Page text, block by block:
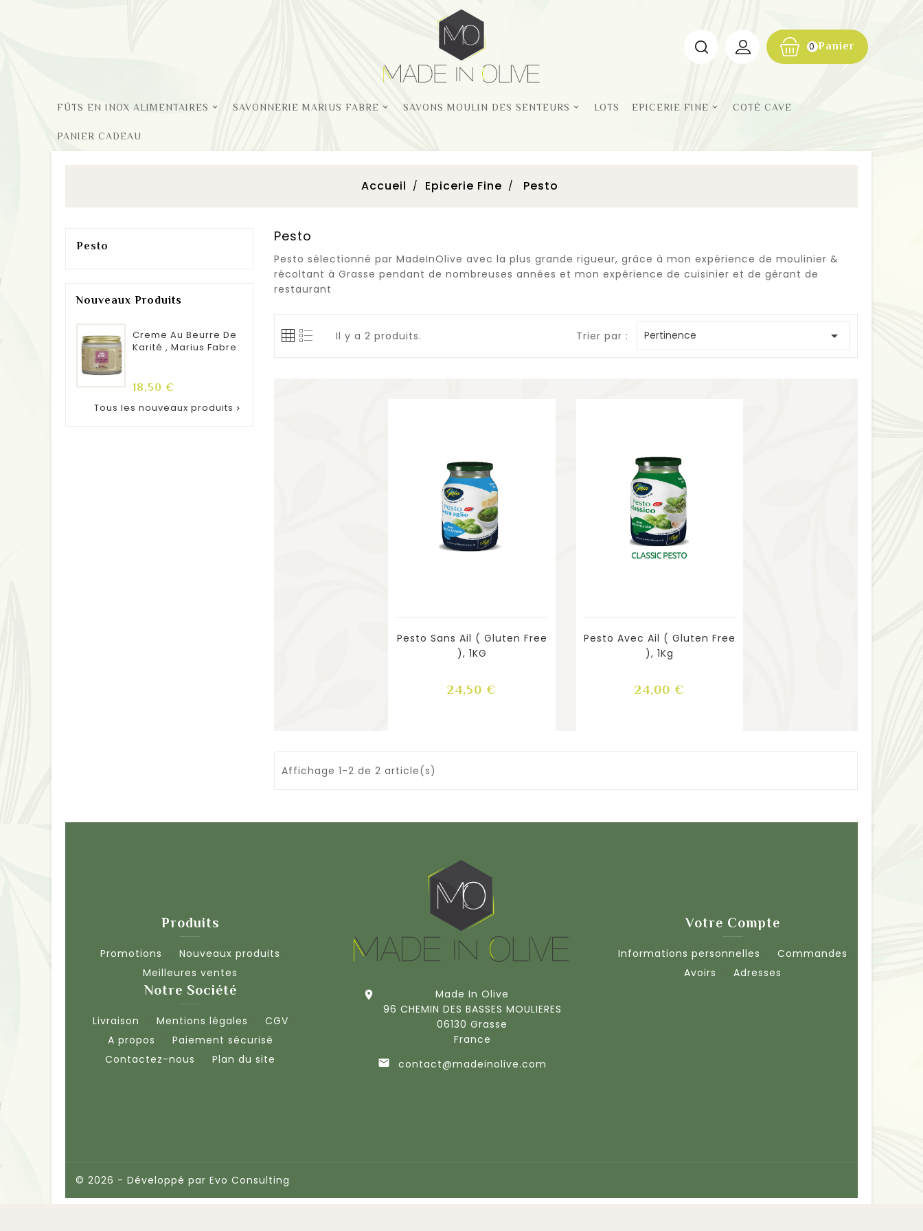
Panier
0
FÛTS EN INOX ALIMENTAIRES SAVONNERIE MARIUS FABRE SAVONS MOULIN DES SENTEURS LOTS EPICERIE FINE COTÉ CAVE
PANIER CADEAU
Accueil Epicerie Fine Pesto
Pesto
Nouveaux Produits
Creme Au Beurre De
Karité , Marius Fabre
18,50 €
Tous les nouveaux produits 
Pesto
Pesto sélectionné par MadeInOlive avec la plus grande rigueur, grâce à mon expérience de moulinier &
récoltant à Grasse pendant de nombreuses années et mon expérience de cuisinier et de gérant de
restaurant
Il y a 2 produits. Trier par : Pertinence 
Pesto Sans Ail ( Gluten Free
), 1KG
24,50 €
Pesto Avec Ail ( Gluten Free
), 1Kg
24,00 €
Affichage 1-2 de 2 article(s)

Made In Olive
96 CHEMIN DES BASSES MOULIERES
06130 Grasse
France
 contact@madeinolive.com
Produits
Promotions
Nouveaux produits
Meilleures ventes
Notre Société
Livraison Mentions légales
CGV
A propos
Paiement sécurisé
Contactez-nous
Plan du site
Votre Compte
Informations personnelles
Commandes
Avoirs
Adresses
© 2026 - Développé par Evo Consulting